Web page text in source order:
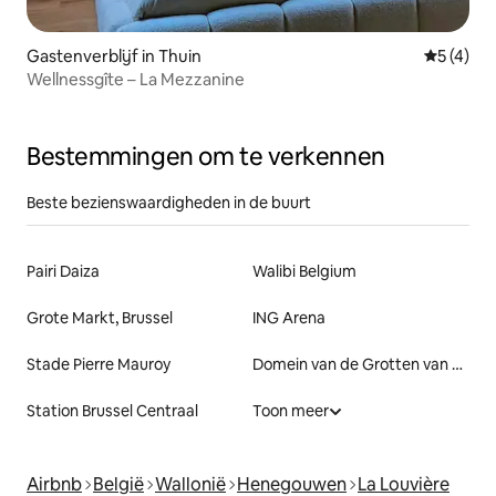
Gastenverblijf in Thuin
5 (4)
Wellnessgîte – La Mezzanine
Bestemmingen om te verkennen
Beste bezienswaardigheden in de buurt
Pairi Daiza Walibi Belgium
Grote Markt, Brussel ING Arena
Stade Pierre Mauroy Domein van de Grotten van Han
Station Brussel Centraal Toon meer
Airbnb België Wallonië Henegouwen La Louvière